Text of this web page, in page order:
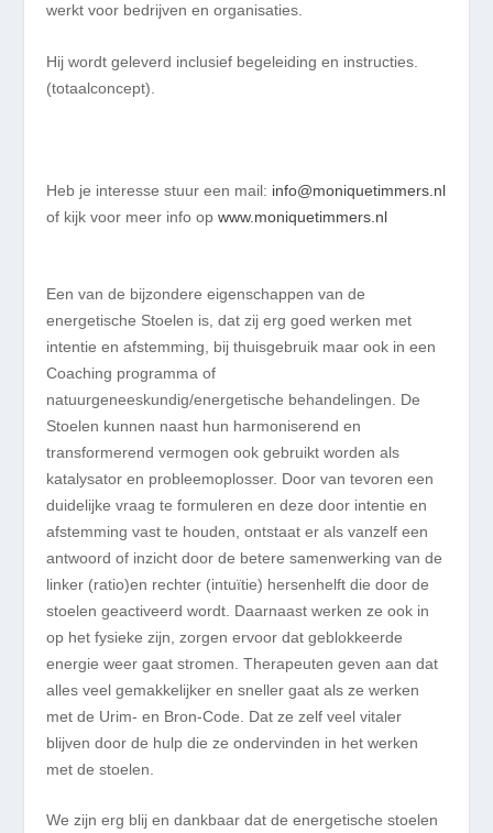
werkt voor bedrijven en organisaties.
Hij wordt geleverd inclusief begeleiding en instructies.
(totaalconcept).
Heb je interesse stuur een mail: info@moniquetimmers.nl
of kijk voor meer info op www.moniquetimmers.nl
Een van de bijzondere eigenschappen van de
energetische Stoelen is, dat zij erg goed werken met
intentie en afstemming, bij thuisgebruik maar ook in een
Coaching programma of
natuurgeneeskundig/energetische behandelingen. De
Stoelen kunnen naast hun harmoniserend en
transformerend vermogen ook gebruikt worden als
katalysator en probleemoplosser. Door van tevoren een
duidelijke vraag te formuleren en deze door intentie en
afstemming vast te houden, ontstaat er als vanzelf een
antwoord of inzicht door de betere samenwerking van de
linker (ratio)en rechter (intuïtie) hersenhelft die door de
stoelen geactiveerd wordt. Daarnaast werken ze ook in
op het fysieke zijn, zorgen ervoor dat geblokkeerde
energie weer gaat stromen. Therapeuten geven aan dat
alles veel gemakkelijker en sneller gaat als ze werken
met de Urim- en Bron-Code. Dat ze zelf veel vitaler
blijven door de hulp die ze ondervinden in het werken
met de stoelen.
We zijn erg blij en dankbaar dat de energetische stoelen